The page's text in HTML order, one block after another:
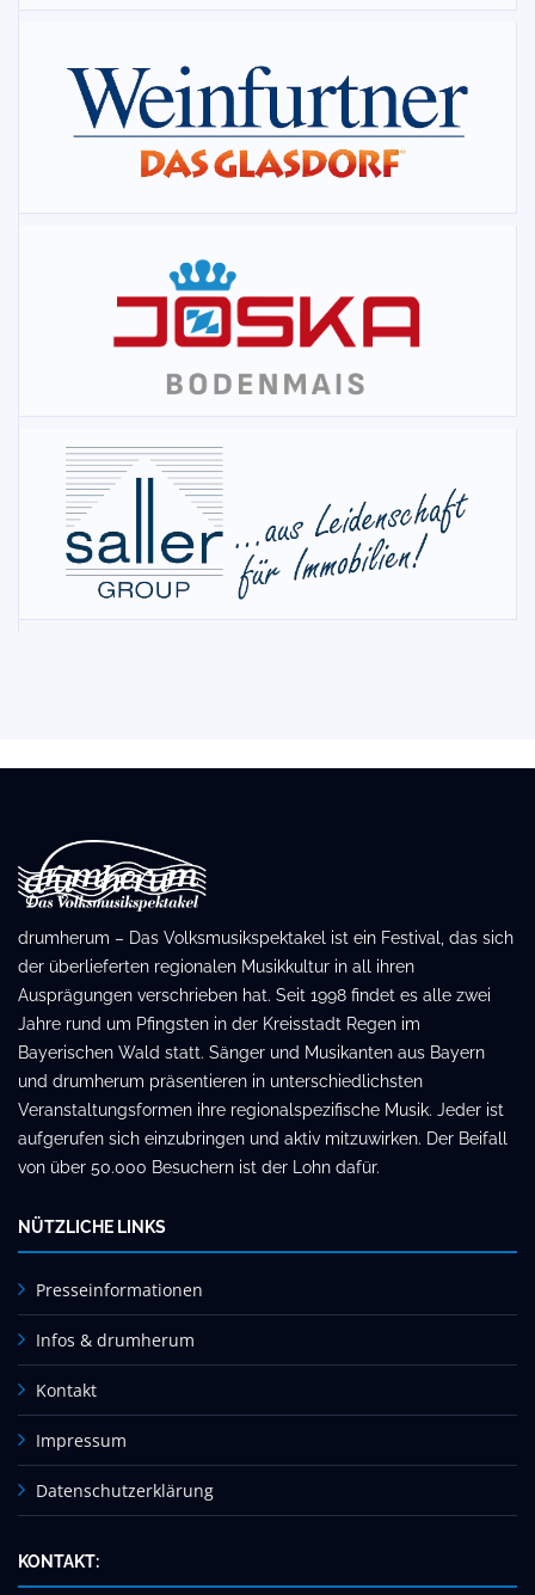
drumherum – Das Volksmusikspektakel ist ein Festival, das sich
der überlieferten regionalen Musikkultur in all ihren
Ausprägungen verschrieben hat. Seit 1998 findet es alle zwei
Jahre rund um Pfingsten in der Kreisstadt Regen im
Bayerischen Wald statt. Sänger und Musikanten aus Bayern
und drumherum präsentieren in unterschiedlichsten
Veranstaltungsformen ihre regionalspezifische Musik. Jeder ist
aufgerufen sich einzubringen und aktiv mitzuwirken. Der Beifall
von über 50.000 Besuchern ist der Lohn dafür.
NÜTZLICHE LINKS
Presseinformationen
Infos & drumherum
Kontakt
Impressum
Datenschutzerklärung
KONTAKT: